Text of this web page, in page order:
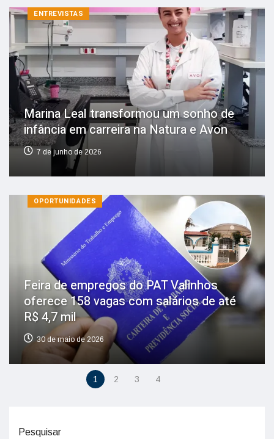
ENTREVISTAS
Marina Leal transformou um sonho de
infância em carreira na Natura e Avon
7 de junho de 2026
OPORTUNIDADES
Feira de empregos do PAT Valinhos
oferece 158 vagas com salários de até
R$ 4,7 mil
30 de maio de 2026
1 2 3 4
Pesquisar